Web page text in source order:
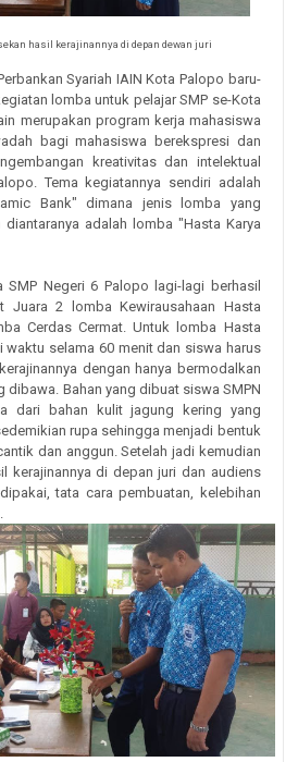
hasil kerajinannya di depan dewan juri
Syariah IAIN Kota Palopo baru-
lomba untuk pelajar SMP se-Kota
merupakan program kerja mahasiswa
bagi mahasiswa berekspresi dan
kreativitas dan intelektual
Tema kegiatannya sendiri adalah
Bank" dimana jenis lomba yang
adalah lomba "Hasta Karya
Negeri 6 Palopo lagi-lagi berhasil
Juara 2 lomba Kewirausahaan Hasta
Cerdas Cermat. Untuk lomba Hasta
waktu selama 60 menit dan siswa harus
dengan hanya bermodalkan
dibawa. Bahan yang dibuat siswa SMPN
dari bahan kulit jagung kering yang
rupa sehingga menjadi bentuk
dan anggun. Setelah jadi kemudian
kerajinannya di depan juri dan audiens
tata cara pembuatan, kelebihan